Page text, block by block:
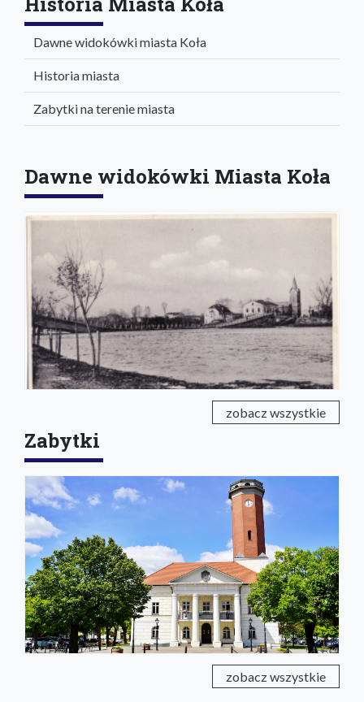
Dawne widokówki miasta Koła
Historia miasta
Zabytki na terenie miasta
Dawne widokówki Miasta Koła
zobacz wszystkie
Zabytki
zobacz wszystkie